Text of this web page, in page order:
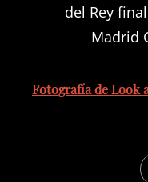
del Rey
Madrid
Fotografía de Look